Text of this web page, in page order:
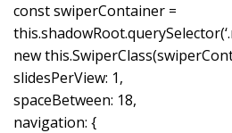
const swiperContainer =
new
slidesPerView: 1,
spaceBetween: 18,
navigation: {